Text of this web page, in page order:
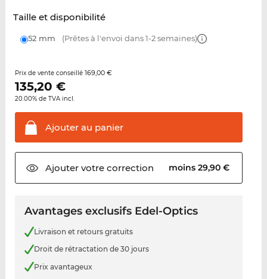
Taille et disponibilité
52 mm (Prêtes à l'envoi dans 1-2 semaines)
Prix de vente conseillé 169,00 €
135,20 €
20.00% de TVA incl.
Ajouter au panier
Ajouter votrecorrection moins 29,90 €
Avantages exclusifs Edel-Optics
Livraison et retours gratuits
Droit de rétractation de 30 jours
Prix avantageux